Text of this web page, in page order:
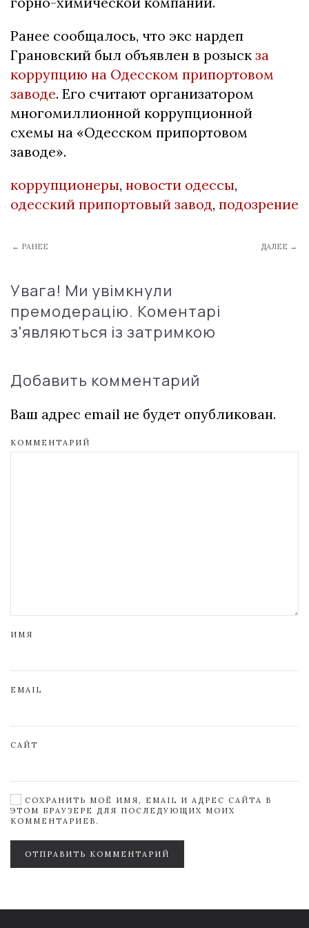
Ранее сообщалось, что экс нардеп
Грановский был объявлен в розыск за
коррупцию на Одесском припортовом
заводе. Его считают организатором
многомиллионной коррупционной
схемы на «Одесском припортовом
заводе».
коррупционеры, новости одессы,
одесский припортовый завод, подозрение
← РАНЕЕ ДАЛЕЕ →
Увага! Ми увімкнули
премодерацію. Коментарі
з'являються із затримкою
Добавить комментарий
Ваш адрес email не будет опубликован.
КОММЕНТАРИЙ
ИМЯ
EMAIL
САЙТ
СОХРАНИТЬ МОЁ ИМЯ, EMAIL И АДРЕС САЙТА В
ЭТОМ БРАУЗЕРЕ ДЛЯ ПОСЛЕДУЮЩИХ МОИХ
КОММЕНТАРИЕВ.
ОТПРАВИТЬ КОММЕНТАРИЙ